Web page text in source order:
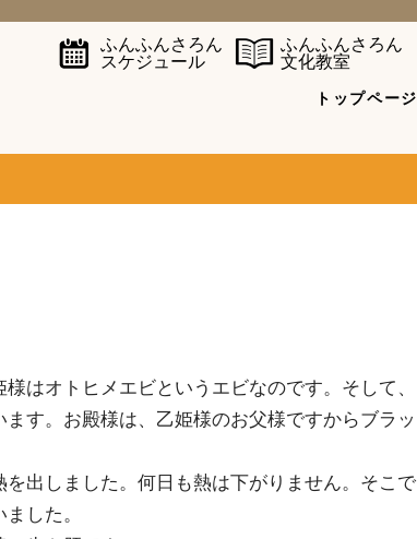
ふんふんさろん
スケジュール
ふんふんさろん
文化教室
トップページ
はオトヒメエビというエビなのです。そして、
す。お殿様は、乙姫様のお父様ですからブラッ
出しました。何日も熱は下がりません。そこで
した。